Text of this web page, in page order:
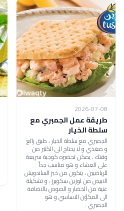
2026-07-08
طريقة عمل الجمبري مع
سلطة الخيار
الجمبري مع سلطة الخيار ، طبق رائع
و مغذي و لا يحتاج الى الكثير من
وقتك ، يمكن تحضيره كوجبة سريعة
على العشاء و هو مناسب جداً
للرياضيين ، يتكون من خبز الساندويش
الابيض من لوزين سكويرز ، و تشكيلة
غنية من الخضار و الصوص بالاضافة
الى المكوّن الاساسي و هو
الجمبري .